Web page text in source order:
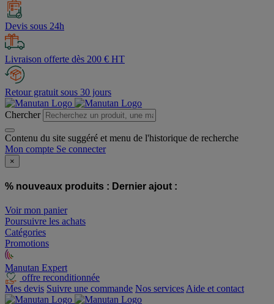
Devis sous 24h
Livraison offerte dès 200 € HT
Retour gratuit sous 30 jours
Chercher
Contenu du site suggéré et menu de l'historique de recherche
Mon compte Se connecter
×
% nouveaux produits : Dernier ajout :
Voir mon panier
Poursuivre les achats
Catégories
Promotions
Manutan Expert
offre reconditionnée
Mes devis Suivre une commande Nos services Aide et contact